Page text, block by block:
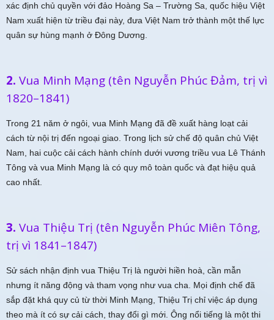
xác định chủ quyền với đảo Hoàng Sa – Trường Sa, quốc hiệu Việt
Nam xuất hiện từ triều đại này, đưa Việt Nam trở thành một thế lực
quân sự hùng mạnh ở Đông Dương.
2. Vua Minh Mạng (tên Nguyễn Phúc Đảm, trị vì
1820–1841)
Trong 21 năm ở ngôi, vua Minh Mạng đã đề xuất hàng loạt cải
cách từ nội trị đến ngoại giao. Trong lịch sử chế độ quân chủ Việt
Nam, hai cuộc cải cách hành chính dưới vương triều vua Lê Thánh
Tông và vua Minh Mạng là có quy mô toàn quốc và đạt hiệu quả
cao nhất.
3. Vua Thiệu Trị (tên Nguyễn Phúc Miên Tông,
trị vì 1841–1847)
Sử sách nhận định vua Thiệu Trị là người hiền hoà, cần mẫn
nhưng ít năng động và tham vọng như vua cha. Mọi định chế đã
sắp đặt khá quy củ từ thời Minh Mạng, Thiệu Trị chỉ việc áp dụng
theo mà ít có sự cải cách, thay đổi gì mới. Ông nổi tiếng là một thi